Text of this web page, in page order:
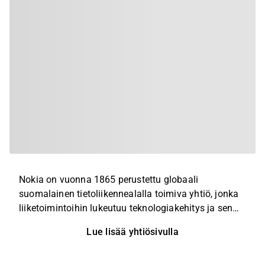
Nokia on vuonna 1865 perustettu globaali
suomalainen tietoliikennealalla toimiva yhtiö, jonka
liiketoimintoihin lukeutuu teknologiakehitys ja sen
ruotsalaisen Ericssonin ja kiinalaisen Huawein
Lue lisää yhtiösivulla